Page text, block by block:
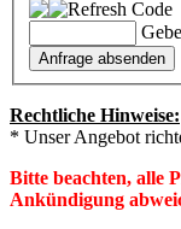
Rechtliche Hinweise:
* Unser Angebot
Bitte beachten, alle
Ankündigung